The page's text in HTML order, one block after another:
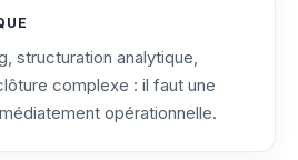
structuration analytique,
complexe : il faut une
opérationnelle.